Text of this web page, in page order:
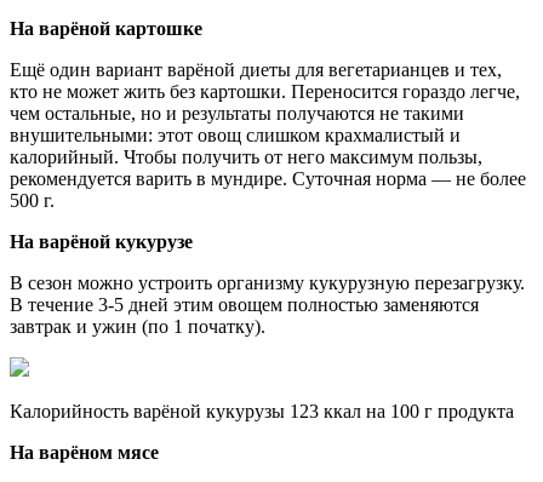
На варёной картошке
Ещё один вариант варёной диеты для вегетарианцев и тех,
кто не может жить без картошки. Переносится гораздо легче,
чем остальные, но и результаты получаются не такими
внушительными: этот овощ слишком крахмалистый и
калорийный. Чтобы получить от него максимум пользы,
рекомендуется варить в мундире. Суточная норма — не более
500 г.
На варёной кукурузе
В сезон можно устроить организму кукурузную перезагрузку.
В течение 3-5 дней этим овощем полностью заменяются
завтрак и ужин (по 1 початку).
Калорийность варёной кукурузы 123 ккал на 100 г продукта
На варёном мясе